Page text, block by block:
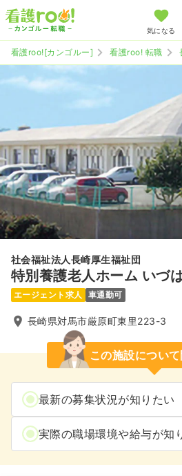
気になる
看護roo![カンゴルー] 看護roo! 転職
社会福祉法人長崎厚生福祉団
特別養護老人ホーム いづ
エージェント求人 車通勤可
長崎県対馬市厳原町東里223-3
この施設につい
最新の募集状況が知りたい
実際の職場環境や給与が知